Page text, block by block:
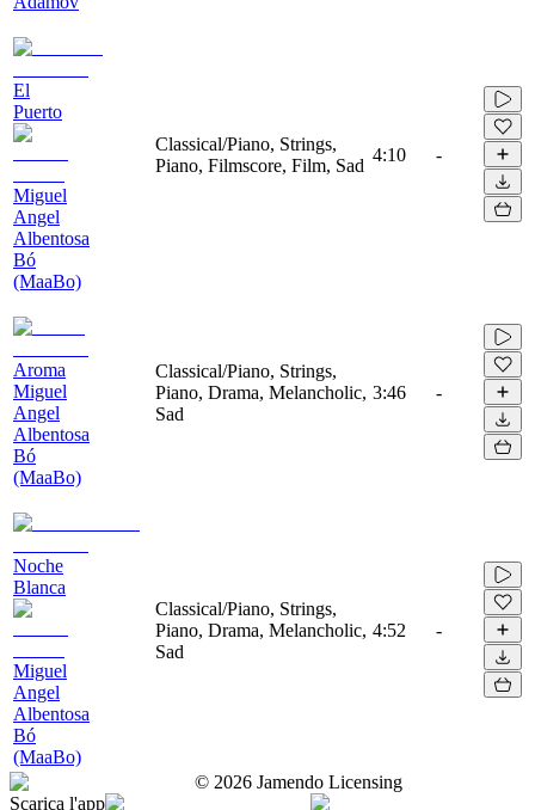
El
Puerto
Miguel
Angel
Albentosa
Bó
(MaaBo)
Classical/Piano, Strings,
Piano, Filmscore, Film, Sad
4:10 -
Aroma
Miguel
Angel
Albentosa
Bó
(MaaBo)
Classical/Piano, Strings,
Piano, Drama, Melancholic,
Sad
3:46 -
Noche
Blanca
Miguel
Angel
Albentosa
Bó
(MaaBo)
Classical/Piano, Strings,
Piano, Drama, Melancholic,
Sad
4:52 -
© 2026 Jamendo Licensing
Scarica l'app